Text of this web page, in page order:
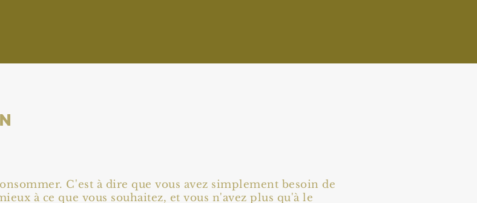
C'est à dire que vous avez simplement besoin de
à ce que vous souhaitez, et vous n'avez plus qu'à le